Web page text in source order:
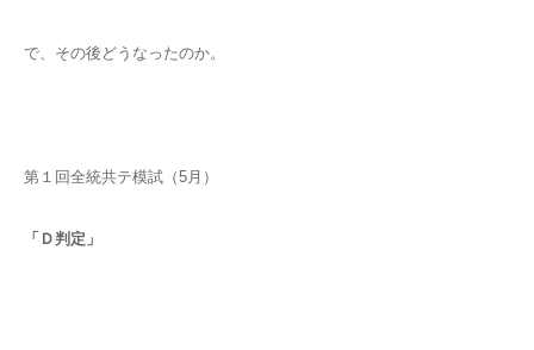
で、その後どうなったのか。
第１回全統共テ模試（5月）
「Ｄ判定」